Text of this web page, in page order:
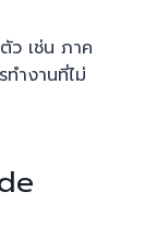
ว เช่น ภาค
ำงานที่ไม่